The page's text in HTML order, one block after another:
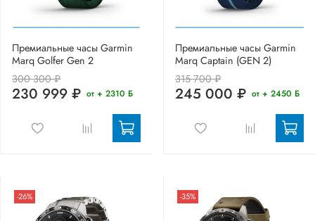
Премиальные часы Garmin
Marq Golfer Gen 2
300 300 ₽
230 999 ₽ от + 2310 Б
Премиальные часы Garmin
Marq Captain (GEN 2)
315 700 ₽
245 000 ₽ от + 2450 Б
-26% -35%